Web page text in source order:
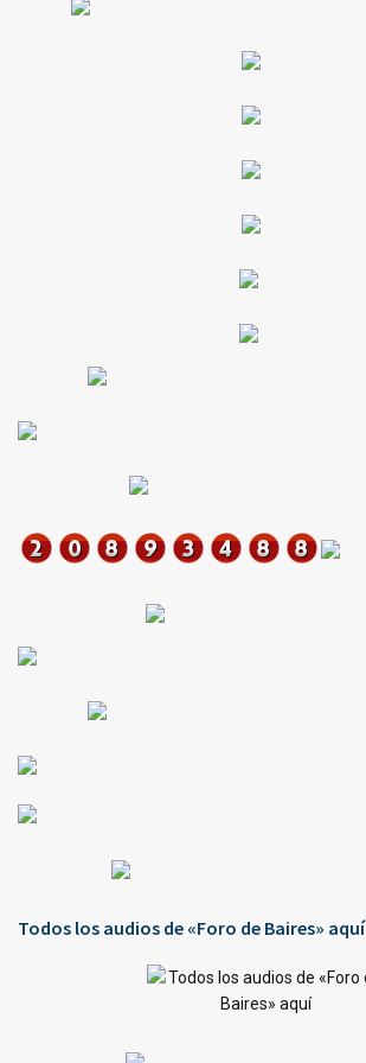
Todos los audios de «Foro de Baires» aquí